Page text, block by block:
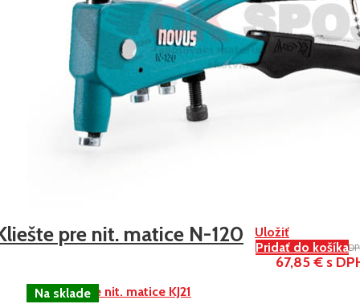
Uložiť
Pridať do košíka
pre nit. matice N-120
90,47 € s
67,85 € s